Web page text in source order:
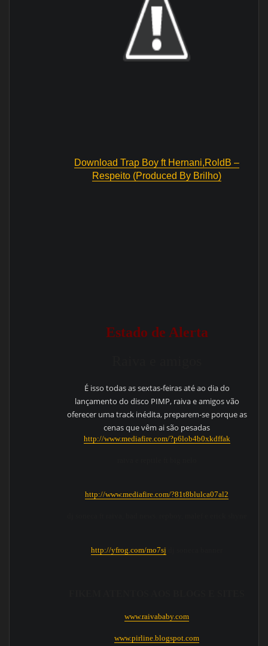
Download Trap Boy ft Hernani,RoldB –
Respeito (Produced By Brilho)
Estado de Alerta
É isso todas as sextas-feiras até ao dia do
lançamento do disco PIMP, raiva e amigos vão
oferecer uma track inédita, preparem-se porque as
cenas que vêm ai são pesadas
http://www.mediafire.com/?p6lob4b0xkdffak
http://www.mediafire.com/?81t8blulca07al2
http://yfrog.com/mo7sj
www.raivababy.com
www.pirline.blogspot.com